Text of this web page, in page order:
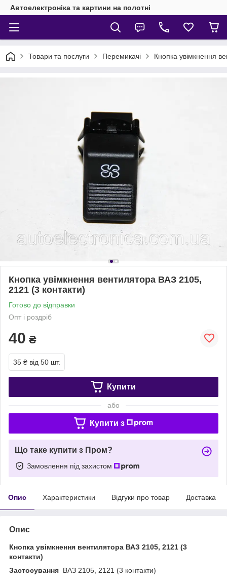
Автоелектроніка та картини на полотні
Товари та послуги Перемикачі Кнопка увімкнення
Кнопка увімкнення вентилятора ВАЗ 2105,
2121 (3 контакти)
Готово до відправки
Опт і роздріб
40 ₴
35 ₴ від 50 шт.
Купити
або
Купити з
Що таке купити з Пром?
Замовлення під захистом
Опис Характеристики Відгуки про товар Доставка
Опис
Кнопка увімкнення вентилятора ВАЗ 2105, 2121 (3
контакти)
Застосування ВАЗ 2105, 2121 (3 контакти)